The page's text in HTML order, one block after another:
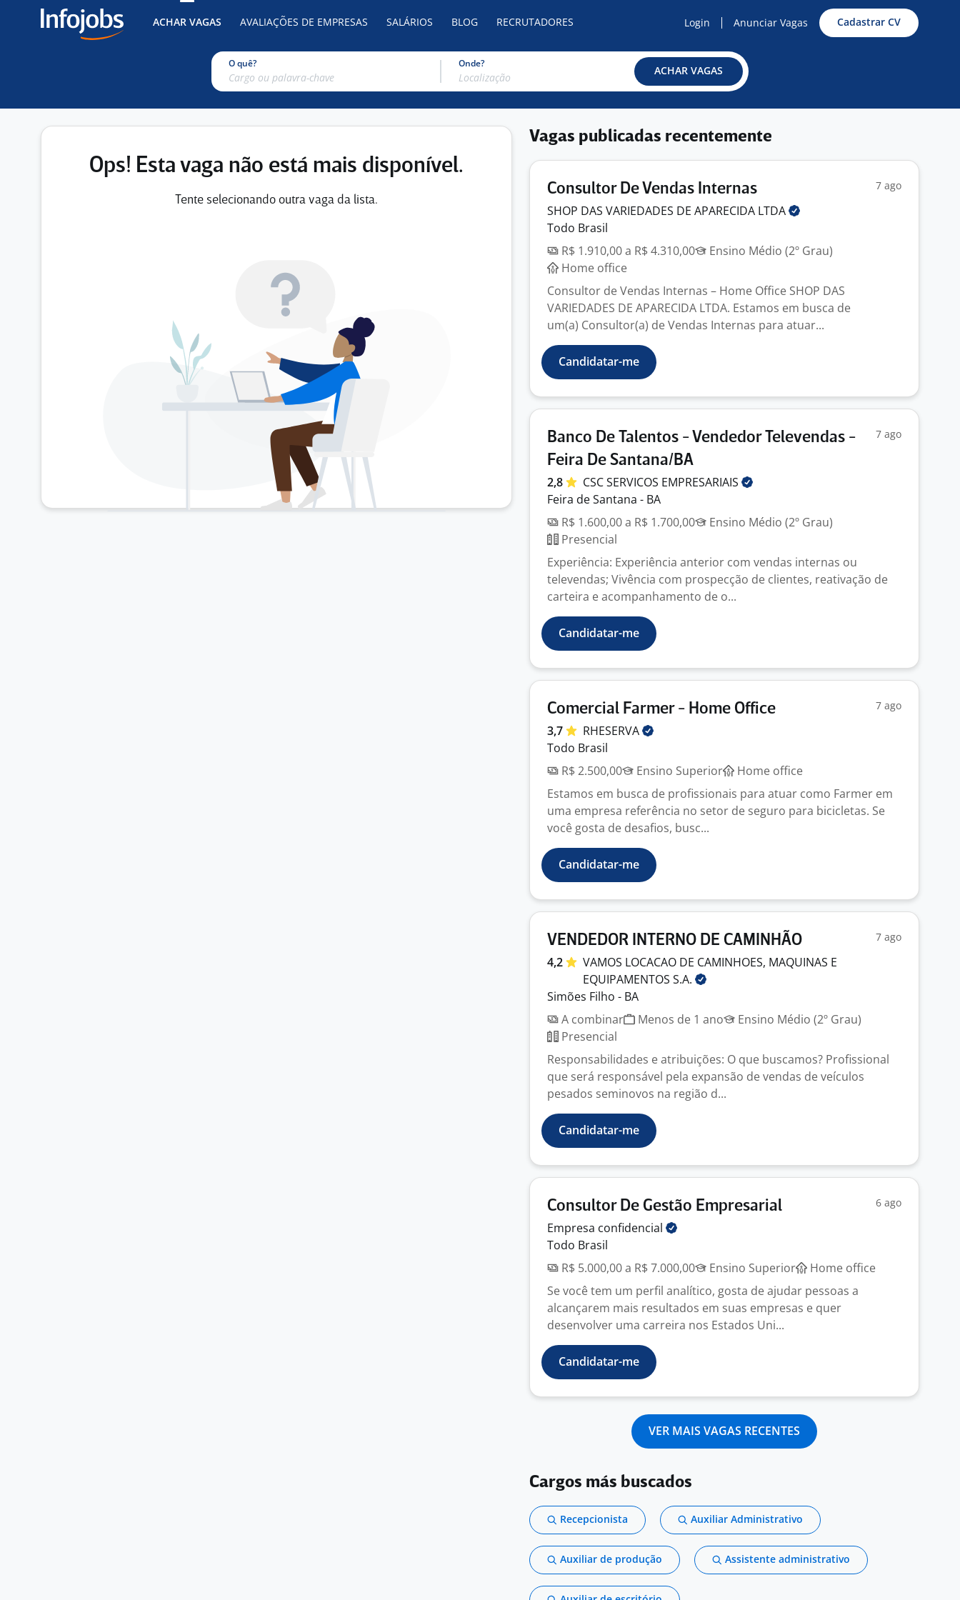
ACHAR VAGAS AVALIAÇÕES DE EMPRESAS SALÁRIOS BLOG RECRUTADORES Login Anunciar Vagas Cadastrar CV
O quê? Onde?
ACHAR VAGAS
Ops! Esta vaga não está mais disponível.
Tente selecionando outra vaga da lista.
Vagas publicadas recentemente
Consultor De Vendas Internas 7 ago
SHOP DAS VARIEDADES DE APARECIDA LTDA
Todo Brasil
R$ 1.910,00 a R$ 4.310,00
Ensino Médio (2º Grau)
Home office
Consultor de Vendas Internas – Home Office SHOP DAS
VARIEDADES DE APARECIDA LTDA. Estamos em busca de
um(a) Consultor(a) de Vendas Internas para atuar...
Candidatar-me
Banco De Talentos - Vendedor Televendas -
Feira De Santana/BA
7 ago
2,8 CSC SERVICOS EMPRESARIAIS
Feira de Santana - BA
R$ 1.600,00 a R$ 1.700,00
Ensino Médio (2º Grau)
Presencial
Experiência: Experiência anterior com vendas internas ou
televendas; Vivência com prospecção de clientes, reativação de
carteira e acompanhamento de o...
Candidatar-me
Comercial Farmer - Home Office 7 ago
3,7
RHESERVA
Todo Brasil
R$ 2.500,00
Ensino Superior
Home office
Estamos em busca de profissionais para atuar como Farmer em
uma empresa referência no setor de seguro para bicicletas. Se
você gosta de desafios, busc...
Candidatar-me
VENDEDOR INTERNO DE CAMINHÃO 7 ago
4,2
VAMOS LOCACAO DE CAMINHOES, MAQUINAS E
EQUIPAMENTOS S.A.
Simões Filho - BA
A combinar
Menos de 1 ano
Ensino Médio (2º Grau)
Presencial
Responsabilidades e atribuições: O que buscamos? Profissional
que será responsável pela expansão de vendas de veículos
pesados seminovos na região d...
Candidatar-me
Consultor De Gestão Empresarial 6 ago
Empresa confidencial
Todo Brasil
R$ 5.000,00 a R$ 7.000,00
Ensino Superior
Home office
Se você tem um perfil analítico, gosta de ajudar pessoas a
alcançarem mais resultados em suas empresas e quer
desenvolver uma carreira nos Estados Uni...
Candidatar-me
VER MAIS VAGAS RECENTES
Cargos más buscados
Recepcionista Auxiliar Administrativo
Auxiliar de produção Assistente administrativo